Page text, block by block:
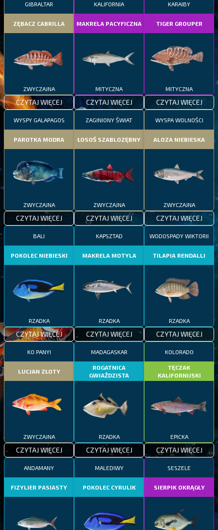
GIBRALTAR
ZĘBACZ CABRILLA
ZWYCZAJNA
CZYTAJ WIĘCEJ
KALIFORNIA
MAKRELA PACYFICZNA
MITYCZNA
CZYTAJ WIĘCEJ
KARAIBY
TIGER GROUPER
MITYCZNA
CZYTAJ WIĘCEJ
WYSPY GALAPAGOS
PAROTKA MODRA
ZWYCZAJNA
CZYTAJ WIĘCEJ
ZAGINIONY ŚWIAT
ŁOSOŚ SZABLOZĘBNY
ZWYCZAJNA
CZYTAJ WIĘCEJ
WYSPA WOLNOŚCI
ALOZA NIEBIESKA
ZWYCZAJNA
CZYTAJ WIĘCEJ
BALI
POKOLEC NIEBIESKI
RZADKA
CZYTAJ WIĘCEJ
KAPSZTAD
MAKRELA MOTYLA
RZADKA
CZYTAJ WIĘCEJ
WODOSPADY WIKTORII
TILAPIA RENDALLI
RZADKA
CZYTAJ WIĘCEJ
KO PANYI
LUCJAN ZŁOTY
ZWYCZAJNA
CZYTAJ WIĘCEJ
MADAGASKAR
ROGATNICA
GWIAŹDZISTA
RZADKA
CZYTAJ WIĘCEJ
KOLORADO
TĘCZAK
KALIFORNIJSKI
EPICKA
CZYTAJ WIĘCEJ
ANDAMANY
FIZYLIER PASIASTY
MALEDIWY
POKOLEC CYRULIK
SESZELE
SIERPIK OKRĄGŁY